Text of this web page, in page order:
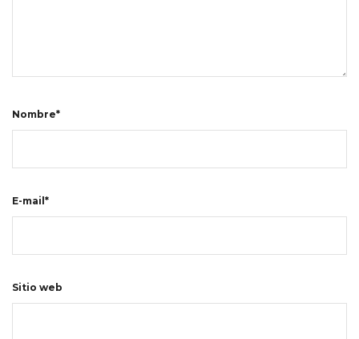
Nombre*
E-mail*
Sitio web